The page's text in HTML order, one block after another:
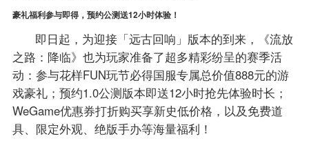
豪礼福利参与即得，预约公测送12小时体验！
即日起，为迎接「远古回响」版本的到来，《流放
之路：降临》也为玩家准备了超多精彩纷呈的赛季活
动：参与花样FUN玩节必得国服专属总价值888元的游
戏豪礼；预约1.0公测版本即送12小时抢先体验时长；
WeGame优惠券打折购买享新史低价格，以及免费道
具、限定外观、绝版手办等海量福利！